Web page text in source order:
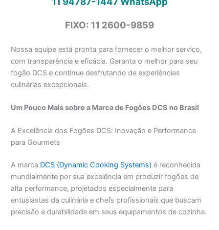
FIXO: 11 2600-9859
Nossa equipe está pronta para fornecer o melhor serviço,
com transparência e eficácia. Garanta o melhor para seu
fogão DCS e continue desfrutando de experiências
culinárias excepcionais.
Um Pouco Mais sobre a Marca de Fogões DCS no Brasil
A Excelência dos Fogões DCS: Inovação e Performance
para Gourmets
A marca DCS (Dynamic Cooking Systems) é reconhecida
mundialmente por sua excelência em produzir fogões de
alta performance, projetados especialmente para
entusiastas da culinária e chefs profissionais que buscam
precisão e durabilidade em seus equipamentos de cozinha.